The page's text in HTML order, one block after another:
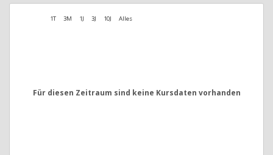
1T 3M 1J 3J 10J Alles
Für diesen Zeitraum sind keine Kursdaten vorhanden